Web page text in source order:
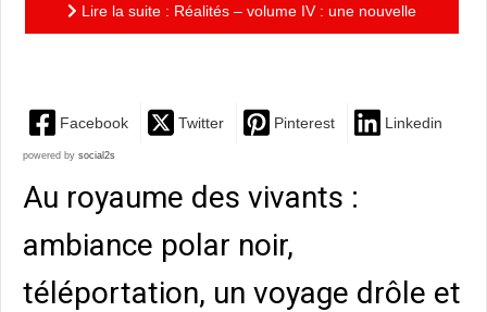
Lire la suite : Réalités – volume IV : une nouvelle
Facebook Twitter Pinterest Linkedin
powered by social2s
Au royaume des vivants :
ambiance polar noir,
téléportation, un voyage drôle et